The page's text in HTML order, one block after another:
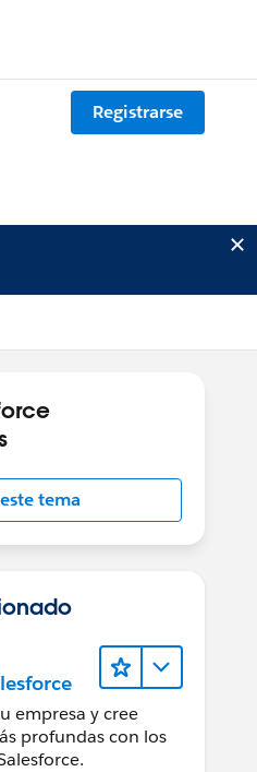
Registrarse
tema
empresa y cree
profundas con los